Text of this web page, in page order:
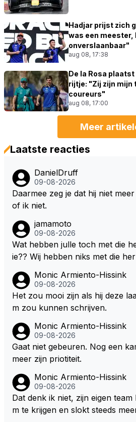
Hadjar prijst zich
was een meester,
onverslaanbaar"
aug 08, 17:38
De la Rosa
rijtje: "Zij zijn mijn
coureurs"
aug 08, 17:00
Meer
Laatste reacties
DanielDruff
09-08-2026
Daarmee zeg je dat hij niet
of ik niet.
jamamoto
09-08-2026
Wat hebben julle toch met die
ie?? Wij hebben niks met die
Monic Armiento-Hissink
09-08-2026
Het zou mooi zijn als hij deze
m zou kunnen schrijven.
Monic Armiento-Hissink
09-08-2026
Gaat niet gebeuren. Nog een
meer zijn priotiteit.
Monic Armiento-Hissink
09-08-2026
Dat denk ik niet, zijn eigen
m te krijgen en slokt steeds